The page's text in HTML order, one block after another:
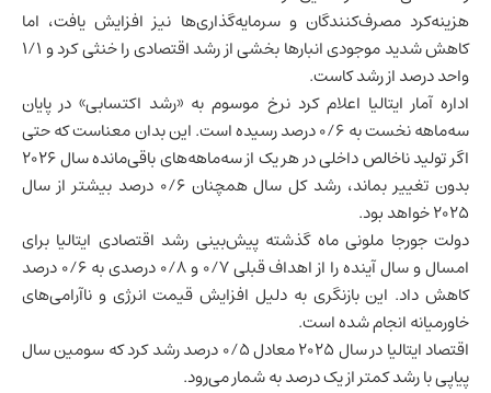
هزینه‌کرد مصرف‌کنندگان و سرمایه‌گذاری‌ها نیز افزایش یافت، اما
کاهش شدید موجودی انبارها بخشی از رشد اقتصادی را خنثی کرد و ۱/۱
واحد درصد از رشد کاست.
اداره آمار ایتالیا اعلام کرد نرخ موسوم به «رشد اکتسابی» در پایان
سه‌ماهه نخست به ۰/۶ درصد رسیده است. این بدان معناست که حتی
اگر تولید ناخالص داخلی در هر یک از سه‌ماهه‌های باقی‌مانده سال ۲۰۲۶
بدون تغییر بماند، رشد کل سال همچنان ۰/۶ درصد بیشتر از سال
۲۰۲۵ خواهد بود.
دولت جورجا ملونی ماه گذشته پیش‌بینی رشد اقتصادی ایتالیا برای
امسال و سال آینده را از اهداف قبلی ۰/۷ و ۰/۸ درصدی به ۰/۶ درصد
کاهش داد. این بازنگری به دلیل افزایش قیمت انرژی و ناآرامی‌های
خاورمیانه انجام شده است.
اقتصاد ایتالیا
در سال ۲۰۲۵ معادل ۰/۵ درصد رشد کرد که سومین سال
پیاپی با رشد کمتر از یک درصد به شمار می‌رود.